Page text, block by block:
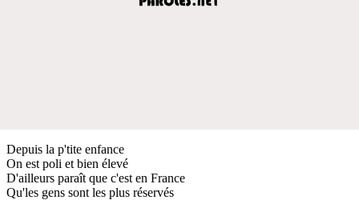
Depuis la p'tite enfance
On est poli et bien élevé
D'ailleurs paraît que c'est en France
Qu'les gens sont les plus réservés